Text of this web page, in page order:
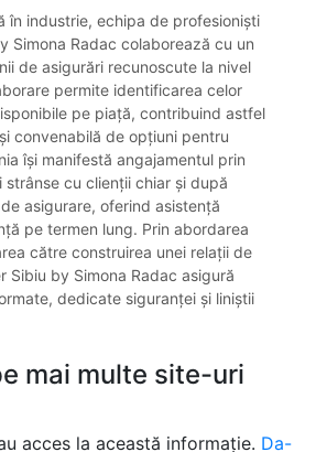
în industrie, echipa de profesioniști
Simona Radac colaborează cu un
de asigurări recunoscute la nivel
permite identificarea celor
pe piață, contribuind astfel
convenabilă de opțiuni pentru
își manifestă angajamentul prin
strânse cu clienții chiar și după
asigurare, oferind asistență
pe termen lung. Prin abordarea
către construirea unei relații de
Sibiu by Simona Radac asigură
dedicate siguranței și liniștii
mai multe site-uri
acces la această informație. Da-